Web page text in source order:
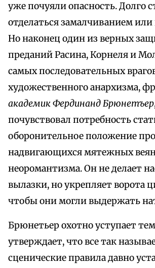
уже почуяли опасность. Долго
отделаться замалчиванием
Но наконец один из верных
преданий Расина, Корнеля и
самых последовательных
художественного анархизма,
академик Фердинанд Брюнетъер
почувствовал потребность
оборонительное положение
надвигающихся мятежных
неоромантизма. Он не делает
вылазки, но укрепляет ворота
чтобы они могли выдержать
Брюнетьер охотно уступает
утверждает, что все так
сценические правила давно